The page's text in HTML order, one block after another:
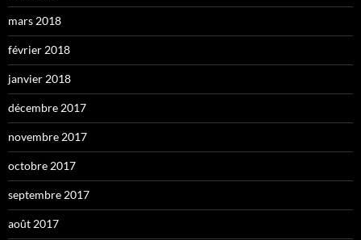
mars 2018
février 2018
janvier 2018
décembre 2017
novembre 2017
octobre 2017
septembre 2017
août 2017